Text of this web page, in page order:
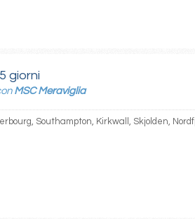
giorni
MSC Meraviglia
Southampton, Kirkwall, Skjolden,